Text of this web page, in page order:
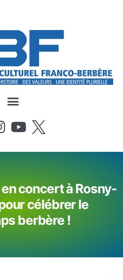
concert à Rosny-
célébrer le
berbère !